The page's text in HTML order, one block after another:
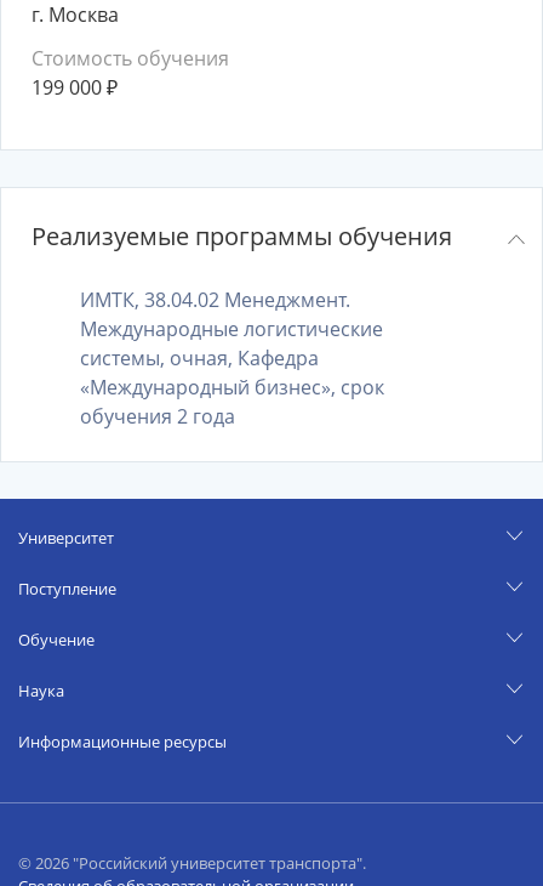
г. Москва
Стоимость обучения
199 000₽
Реализуемые программы обучения
ИМТК, 38.04.02 Менеджмент.
Международные логистические
системы, очная, Кафедра
«Международный бизнес», срок
обучения 2 года
Университет
Поступление
Обучение
Наука
Информационные ресурсы
© 2026 "Российский университет транспорта".